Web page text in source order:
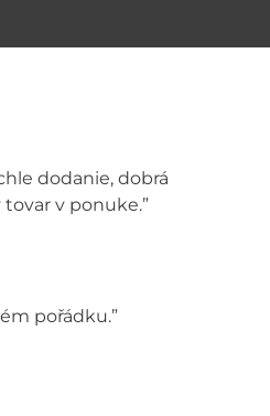
dodanie, dobrá
v ponuke.”
pořádku.”